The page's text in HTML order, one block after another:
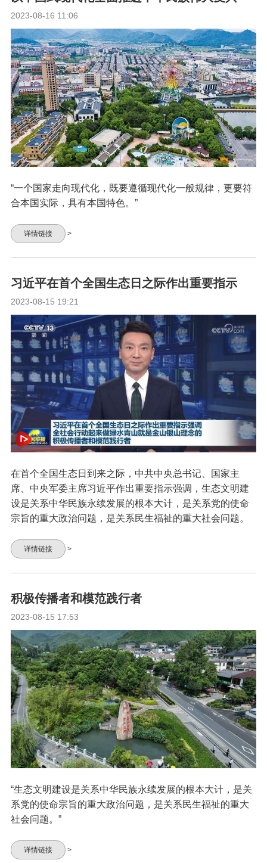
2023-08-16 11:06
“一个国家走向现代化，既要遵循现代化一般规律，更要符
合本国实际，具有本国特色。”
详情链接 >
习近平在首个全国生态日之际作出重要指示
2023-08-15 19:21
在首个全国生态日到来之际，中共中央总书记、国家主
席、中央军委主席习近平作出重要指示强调，生态文明建
设是关系中华民族永续发展的根本大计，是关系党的使命
宗旨的重大政治问题，是关系民生福祉的重大社会问题。
详情链接 >
积极传播者和模范践行者
2023-08-15 17:53
“生态文明建设是关系中华民族永续发展的根本大计，是关
系党的使命宗旨的重大政治问题，是关系民生福祉的重大
社会问题。”
详情链接 >